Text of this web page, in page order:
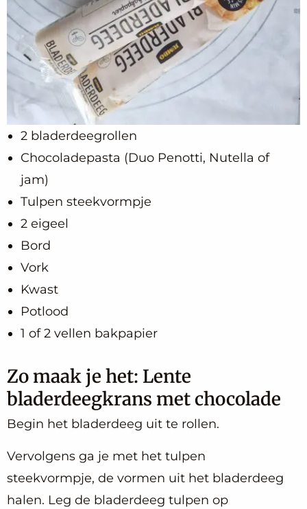
2 bladerdeegrollen
Chocoladepasta (Duo Penotti, Nutella of
jam)
Tulpen steekvormpje
2 eigeel
Bord
Vork
Kwast
Potlood
1 of 2 vellen bakpapier
Zo maak je het: Lente
bladerdeegkrans met chocolade
Begin het bladerdeeg uit te rollen.
Vervolgens ga je met het tulpen
steekvormpje, de vormen uit het bladerdeeg
halen. Leg de bladerdeeg tulpen op